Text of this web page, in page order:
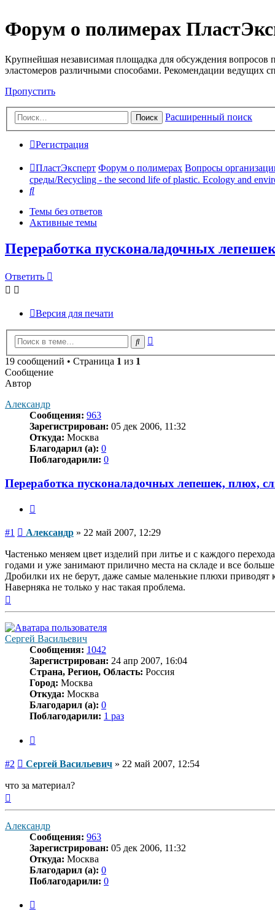
Форум о полимерах
Крупнейшая независимая площадка для обсуждения вопросов
эластомеров различными способами. Рекомендации ведущих
Пропустить
Поиск Расширенный поиск
Регистрация
ПластЭксперт Форум о полимерах Вопросы
среды/Recycling - the second life of plastic. Ecology and
Поиск
Темы без ответов
Активные темы
Переработка пусконаладочных
Ответить
Версия для печати
Поиск
19 сообщений • Страница 1 из 1
Сообщение
Автор
Александр
Сообщения: 963
Зарегистрирован: 05 дек 2006, 11:32
Откуда: Москва
Благодарил (а): 0
Поблагодарили: 0
Переработка пусконаладочных лепешек, плюх,
#1 Сообщение
Александр » 22 май 2007, 12:29
Частенько меняем цвет изделий при литье и с каждого
годами и уже занимают прилично места на складе и все больше
Дробилки их не берут, даже самые маленькие плюхи приводят
Наверняка не только у нас такая проблема.
Сергей Васильевич
Сообщения: 1042
Зарегистрирован: 24 апр 2007, 16:04
Страна, Регион, Область: Россия
Город: Москва
Откуда: Москва
Благодарил (а): 0
Поблагодарили: 1 раз
#2 Сообщение
Сергей Васильевич » 22 май 2007, 12:54
что за материал?
Александр
Сообщения: 963
Зарегистрирован: 05 дек 2006, 11:32
Откуда: Москва
Благодарил (а): 0
Поблагодарили: 0